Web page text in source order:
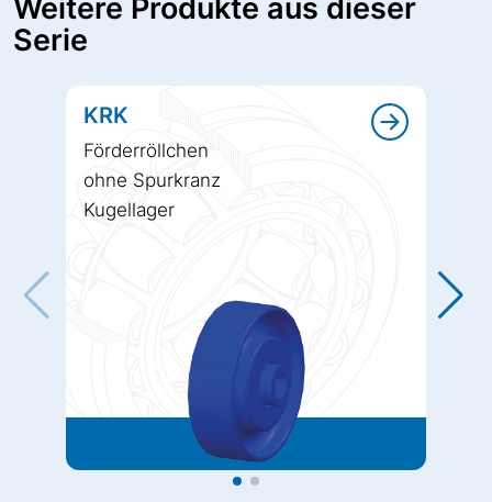
Weitere Produkte aus dieser
Serie
KRK
Förderröllchen
ohne Spurkranz
Kugellager